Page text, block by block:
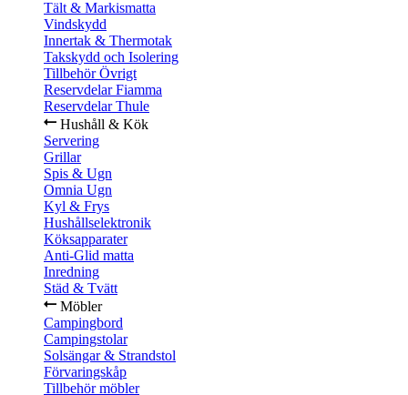
Tält & Markismatta
Vindskydd
Innertak & Thermotak
Takskydd och Isolering
Tillbehör Övrigt
Reservdelar Fiamma
Reservdelar Thule
Hushåll & Kök
Servering
Grillar
Spis & Ugn
Omnia Ugn
Kyl & Frys
Hushållselektronik
Köksapparater
Anti-Glid matta
Inredning
Städ & Tvätt
Möbler
Campingbord
Campingstolar
Solsängar & Strandstol
Förvaringskåp
Tillbehör möbler